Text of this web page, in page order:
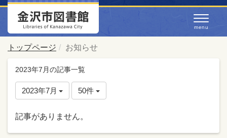
トップページ お知らせ
2023年7月の記事一覧
2023年7月 50件
記事がありません。